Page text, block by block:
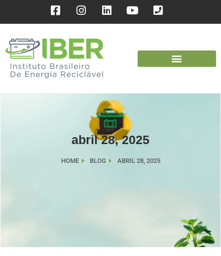
abril 28, 2025
HOME BLOG ABRIL 28, 2025